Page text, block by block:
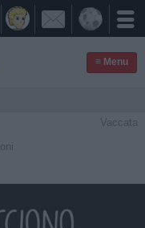

≡ Menu
Vaccata